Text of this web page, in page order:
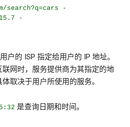
search?q=cars -
-
户的 ISP 指定给用户的 IP 地址。
网时，服务提供商为其指定的地
取决于用户所使用的服务。
是查询日期和时间。